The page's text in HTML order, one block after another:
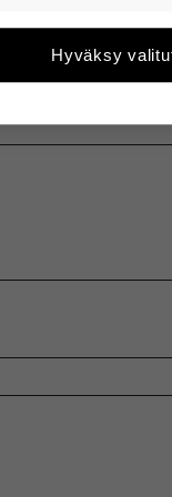
jälkeen.
käyttäjien
sivuja
kuten nimiä,
Hyväksy